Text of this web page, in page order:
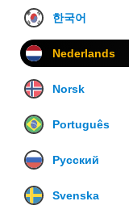
한국어
Nederlands
Norsk
Português
Русский
Svenska